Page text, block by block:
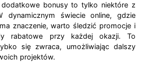
dodatkowe bonusy to tylko niektóre z
dynamicznym świecie online, gdzie
znaczenie, warto śledzić promocje i
rabatowe przy każdej okazji. To
się zwraca, umożliwiając dalszy
projektów.